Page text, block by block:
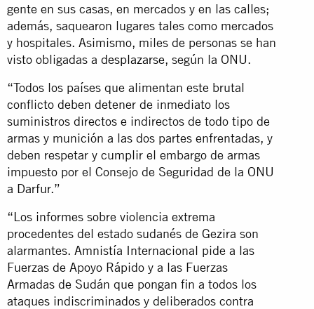
gente en sus casas, en mercados y en las calles;
además, saquearon lugares tales como mercados
y hospitales. Asimismo, miles de personas se han
visto obligadas a desplazarse, según la ONU.
“Todos los países que alimentan este brutal
conflicto deben detener de inmediato los
suministros directos e indirectos de todo tipo de
armas y munición a las dos partes enfrentadas, y
deben respetar y cumplir el embargo de armas
impuesto por el Consejo de Seguridad de la ONU
a Darfur.”
“Los informes sobre violencia extrema
procedentes del estado sudanés de Gezira son
alarmantes. Amnistía Internacional pide a las
Fuerzas de Apoyo Rápido y a las Fuerzas
Armadas de Sudán que pongan fin a todos los
ataques indiscriminados y deliberados contra